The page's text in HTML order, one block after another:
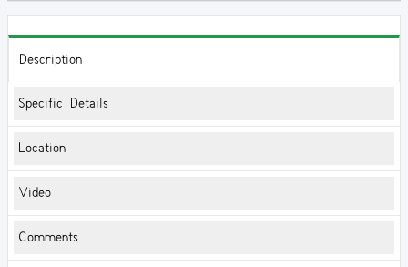
Description
Specific Details
Location
Video
Comments